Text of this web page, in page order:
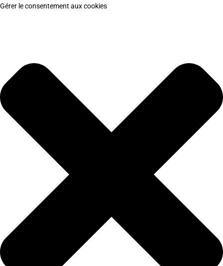
Gérer le consentement aux cookies